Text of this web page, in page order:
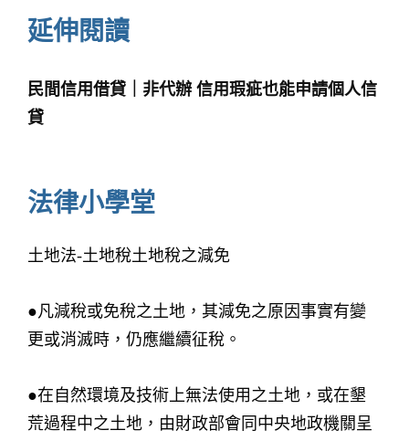
延伸閱讀
民間信用借貸｜非代辦 信用瑕疵也能申請個人信
貸
法律小學堂
土地法-土地稅土地稅之減免
●凡減稅或免稅之土地，其減免之原因事實有變
更或消滅時，仍應繼續征稅。
●在自然環境及技術上無法使用之土地，或在墾
荒過程中之土地，由財政部會同中央地政機關呈